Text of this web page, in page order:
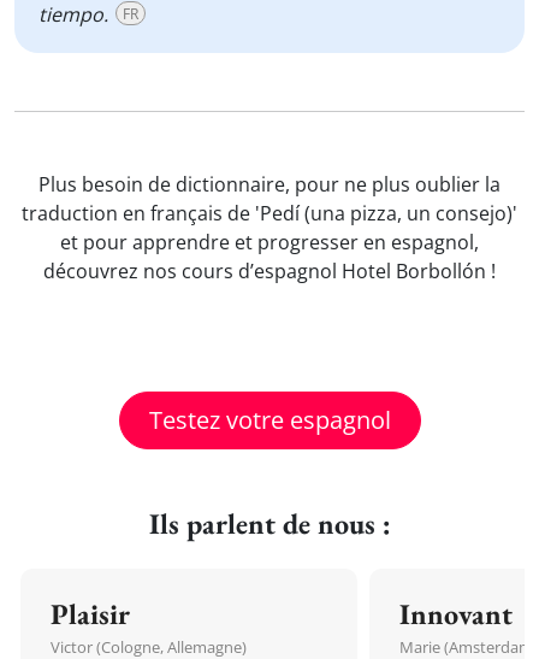
tiempo.
FR
Plus besoin de dictionnaire, pour ne plus oublier la
traduction en français de 'Pedí (una pizza, un consejo)'
et pour apprendre et progresser en espagnol,
découvrez nos cours d’espagnol Hotel Borbollón !
Testez votre espagnol
Ils parlent de nous :
Plaisir
Victor (Cologne, Allemagne)
Innovant
Marie (Amsterdam,